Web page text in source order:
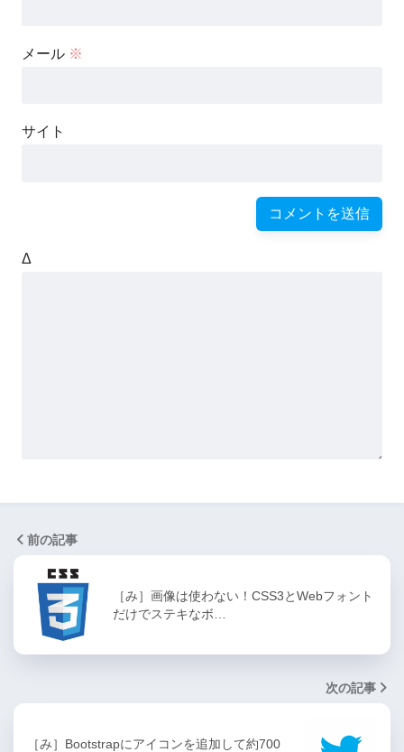
メール ※
サイト
Δ
前の記事
［み］画像は使わない！CSS3とWebフォント
だけでステキなボ…
次の記事
［み］Bootstrapにアイコンを追加して約700